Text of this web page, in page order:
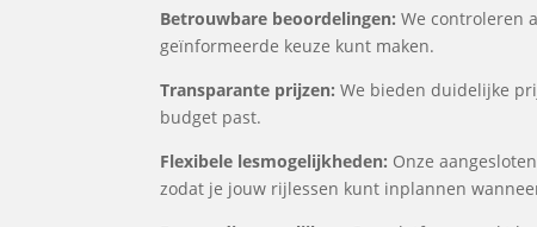
Betrouwbare beoordelingen: We controleren
geïnformeerde keuze kunt maken.
Transparante prijzen: We bieden duidelijke
budget past.
Flexibele lesmogelijkheden: Onze
zodat je jouw rijlessen kunt inplannen